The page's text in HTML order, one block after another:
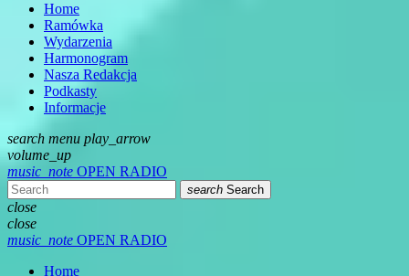
Home
Ramówka
Wydarzenia
Harmonogram
Nasza Redakcja
Podkasty
Informacje
search menu play_arrow
volume_up
music_note OPEN RADIO
search Search
close
close
music_note OPEN RADIO
Home